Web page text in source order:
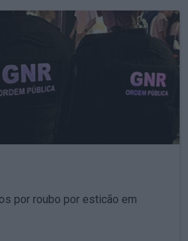
por roubo por esticão em